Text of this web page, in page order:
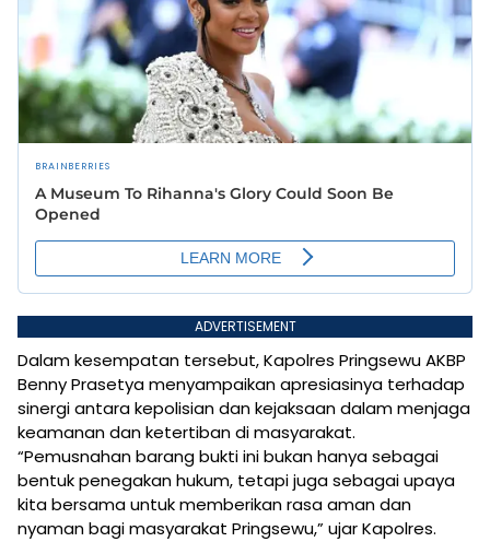
ADVERTISEMENT
Dalam kesempatan tersebut, Kapolres Pringsewu AKBP
Benny Prasetya menyampaikan apresiasinya terhadap
sinergi antara kepolisian dan kejaksaan dalam menjaga
keamanan dan ketertiban di masyarakat.
“Pemusnahan barang bukti ini bukan hanya sebagai
bentuk penegakan hukum, tetapi juga sebagai upaya
kita bersama untuk memberikan rasa aman dan
nyaman bagi masyarakat Pringsewu,” ujar Kapolres.